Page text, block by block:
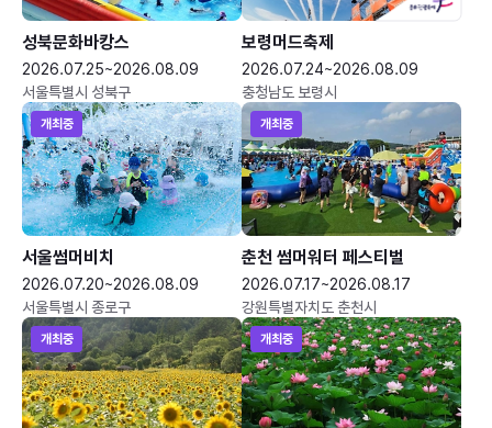
성북문화바캉스
2026.07.25~2026.08.09
서울특별시 성북구
보령머드축제
2026.07.24~2026.08.09
충청남도 보령시
개최중
서울썸머비치
2026.07.20~2026.08.09
서울특별시 종로구
개최중
춘천 썸머워터 페스티벌
2026.07.17~2026.08.17
강원특별자치도 춘천시
개최중 개최중